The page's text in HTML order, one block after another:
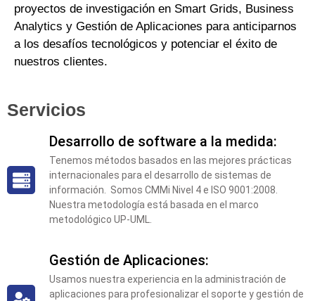
proyectos de investigación en Smart Grids, Business
Analytics y Gestión de Aplicaciones para anticiparnos
a los desafíos tecnológicos y potenciar el éxito de
nuestros clientes.
Servicios
Desarrollo de software a la medida:
Tenemos métodos basados en las mejores prácticas
internacionales para el desarrollo de sistemas de
información. Somos CMMi Nivel 4 e ISO 9001:2008.
Nuestra metodología está basada en el marco
metodológico UP-UML.
Gestión de Aplicaciones:
Usamos nuestra experiencia en la administración de
aplicaciones para profesionalizar el soporte y gestión de